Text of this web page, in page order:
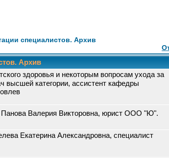
специалистов. Архив
Архив
здоровья и некоторым вопросам ухода за
высшей категории, ассистент кафедры
Панова Валерия Викторовна, юрист ООО "Ю".
Екатерина Александровна, специалист